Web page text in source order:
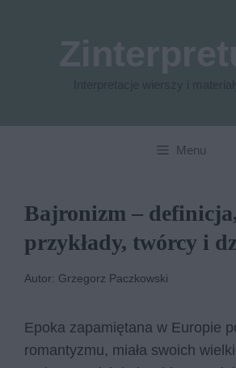
Menu
Bajronizm –
przykłady, twórcy i
Autor: Grzegorz Paczkowski
Epoka zapamiętana w Europie
romantyzmu, miała swoich